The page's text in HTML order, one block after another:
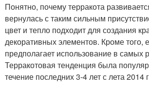
Понятно, почему терракота
вернулась с таким сильным
цвет и тепло подходит для создания
декоративных элементов. Кроме того,
предполагает использование в самых
Терракотовая тенденция была
течение последних 3-4 лет с лета 2014